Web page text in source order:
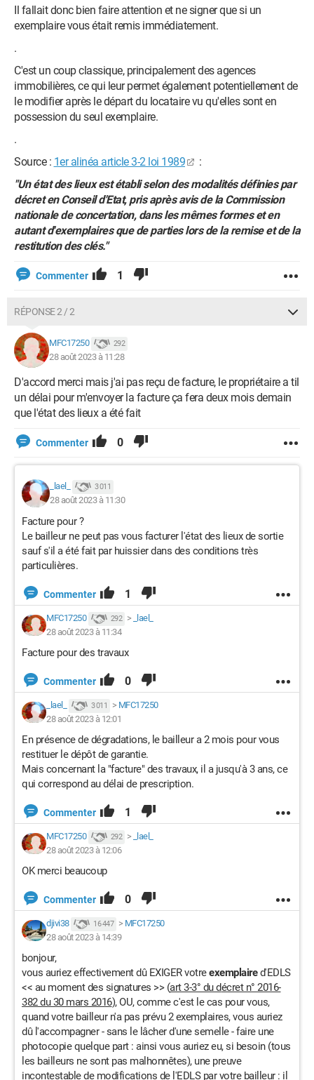
Il fallait donc bien faire attention et ne signer que si un
exemplaire vous était remis immédiatement.
.
C'est un coup classique, principalement des agences
immobilières, ce qui leur permet également potentiellement de
le modifier après le départ du locataire vu qu'elles sont en
possession du seul exemplaire.
.
Source : 1er alinéa article 3-2 loi 1989
:
"Un état des lieux est établi selon des modalités définies par
décret en Conseil d'Etat, pris après avis de la Commission
nationale de concertation, dans les mêmes formes et en
autant d'exemplaires que de parties lors de la remise et de la
restitution des clés."
Commenter 1
RÉPONSE 2 / 2
MFC17250 292
28 août 2023 à 11:28
D'accord merci mais j'ai pas reçu de facture, le propriétaire a til
un délai pour m'envoyer la facture ça fera deux mois demain
que l'état des lieux a été fait
Commenter 0
_lael_ 3 011
28 août 2023 à 11:30
Facture pour ?
Le bailleur ne peut pas vous facturer l'état des lieux de sortie
sauf s'il a été fait par huissier dans des conditions très
particulières.
Commenter 1
MFC17250 292 >
_lael_
28 août 2023 à 11:34
Facture pour des travaux
Commenter 0
_lael_ 3 011 > MFC17250
28 août 2023 à 12:01
En présence de dégradations, le bailleur a 2 mois pour vous
restituer le dépôt de garantie.
Mais concernant la "facture" des travaux, il a jusqu'à 3 ans, ce
qui correspond au délai de prescription.
Commenter 1
MFC17250 292 >
_lael_
28 août 2023 à 12:06
OK merci beaucoup
Commenter 0
djivi38 16 447 > MFC17250
28 août 2023 à 14:39
bonjour,
vous auriez effectivement dû EXIGER votreexemplaired'EDLS
<< au moment des signatures >> (art 3-3° du décret n° 2016-
382 du 30 mars 2016), OU, comme c'est le cas pour vous,
quand votre bailleur n'a pas prévu 2 exemplaires, vous auriez
dû l'accompagner - sans le lâcher d'une semelle - faire une
photocopie quelque part : ainsi vous auriez eu, si besoin (tous
les bailleurs ne sont pas malhonnêtes), une preuve
incontestable de modifications de l'EDLS par votre bailleur : il